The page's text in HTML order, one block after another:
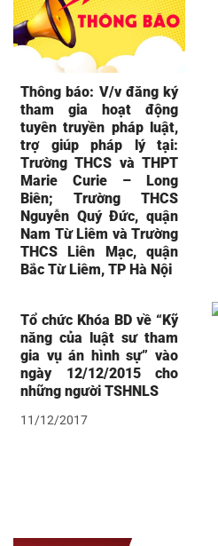
Thông báo: V/v đăng ký
tham gia hoạt động
tuyên truyền pháp luật,
trợ giúp pháp lý tại:
Trường THCS và THPT
Marie Curie – Long
Biên; Trường THCS
Nguyễn Quý Đức, quận
Nam Từ Liêm và Trường
THCS Liên Mạc, quận
Bắc Từ Liêm, TP Hà Nội
Tổ chức Khóa BD về “Kỹ
năng của luật sư tham
gia vụ án hình sự” vào
ngày 12/12/2015 cho
những người TSHNLS
11/12/2017